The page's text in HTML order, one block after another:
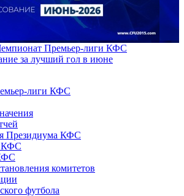
Премьер-лиги КФС
за лучший гол в июне
лиги КФС
Президиума КФС
КФС
комитетов
футбола